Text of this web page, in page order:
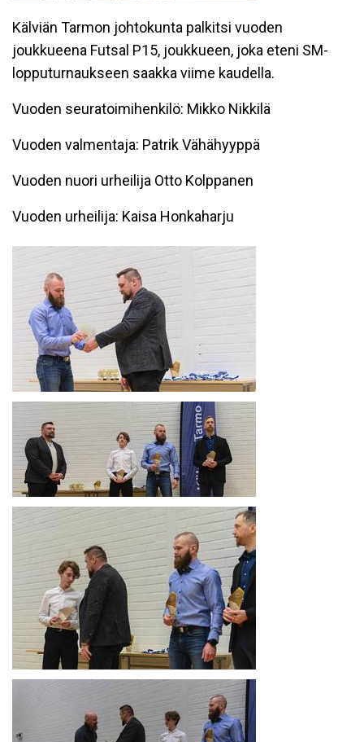
Kälviän Tarmon johtokunta palkitsi vuoden
joukkueena Futsal P15, joukkueen, joka eteni SM-
lopputurnaukseen saakka viime kaudella.
Vuoden seuratoimihenkilö: Mikko Nikkilä
Vuoden valmentaja: Patrik Vähähyyppä
Vuoden nuori urheilija Otto Kolppanen
Vuoden urheilija: Kaisa Honkaharju